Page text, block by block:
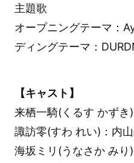
主題歌
オープニングテーマ：
ディングテーマ：
【キャスト】
来栖一騎(くるす かずき
諏訪零(すわ れい)：内
海坂ミリ(うなさか みり